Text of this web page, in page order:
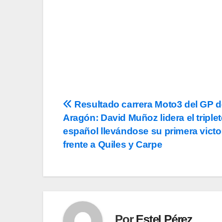
Navegación
de
entradas
Resultado carrera Moto3 del GP
Aragón: David Muñoz lidera el
español llevándose su primera
frente a Quiles y Carpe
PorEstel Pérez